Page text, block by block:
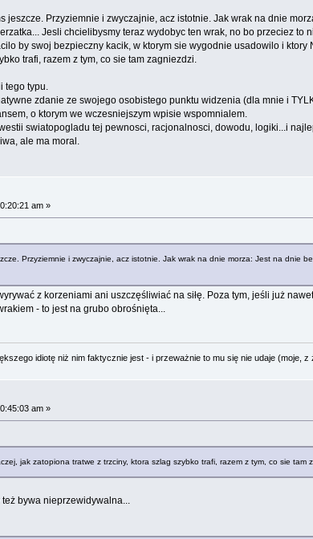
jeszcze. Przyziemnie i zwyczajnie, acz istotnie. Jak wrak na dnie
Jesli chcielibysmy teraz wydobyc ten wrak, no bo przeciez
by swoj bezpieczny kacik, w ktorym sie wygodnie usadowilo i
trafi, razem z tym, co sie tam zagniezdzi.
tego typu.
zdanie ze swojego osobistego punktu widzenia (dla mnie i
o ktorym we wczesniejszym wpisie wspomnialem.
swiatopogladu tej pewnosci, racjonalnosci, dowodu, logiki...i
ale ma moral.
am »
Przyziemnie i zwyczajnie, acz istotnie. Jak wrak na dnie morza: Jest na dnie
z korzeniami ani uszczęśliwiać na siłę. Poza tym, jeśli już
- to jest na grubo obrośnięta...
idiotę niż nim faktycznie jest - i przeważnie to mu się nie udaje (moje, z
am »
jak zatopiona tratwe z trzciny, ktora szlag szybko trafi, razem z tym, co sie tam
bywa nieprzewidywalna...